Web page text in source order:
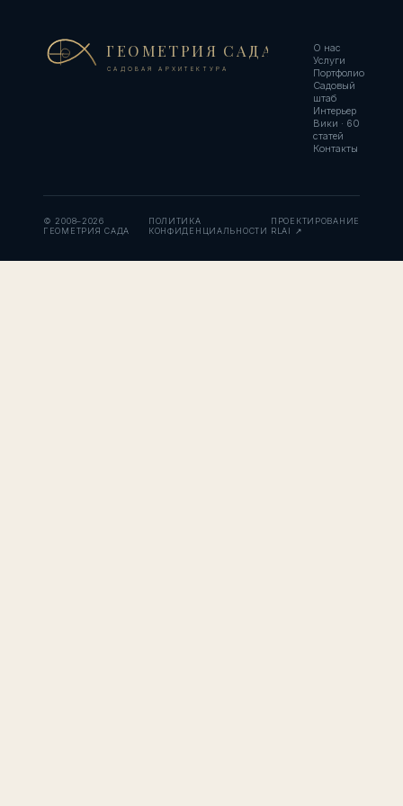
ГЕОМЕТРИЯ САДА
САДОВАЯ АРХИТЕКТУРА
О нас
Услуги
Портфолио
Садовый
штаб
Интерьер
Вики · 60
статей
Контакты
© 2008–2026
ГЕОМЕТРИЯ САДА
ПОЛИТИКА
КОНФИДЕНЦИАЛЬНОСТИ
ПРОЕКТИРОВАНИЕ
RLAI ↗